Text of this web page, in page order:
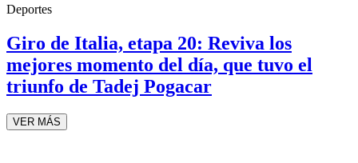
Deportes
Giro de Italia, etapa 20: Reviva los
mejores momento del día, que tuvo el
triunfo de Tadej Pogacar
VER MÁS